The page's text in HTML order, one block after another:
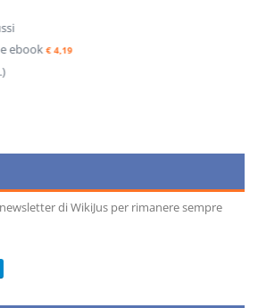
ebook€ 4,19
di WikiJus per rimanere sempre